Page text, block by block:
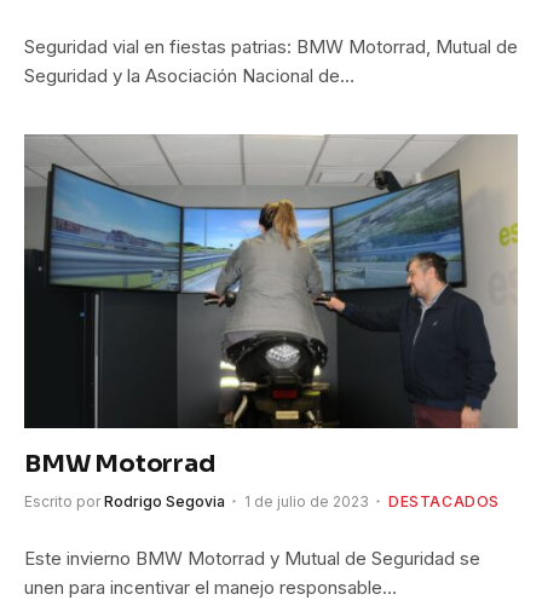
Seguridad vial en fiestas patrias: BMW Motorrad, Mutual de
Seguridad y la Asociación Nacional de…
BMW Motorrad
Escrito por Rodrigo Segovia 1 de julio de 2023 DESTACADOS
Este invierno BMW Motorrad y Mutual de Seguridad se
unen para incentivar el manejo responsable…